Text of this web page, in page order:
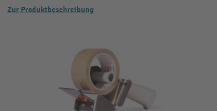
Zur Produktbeschreibung